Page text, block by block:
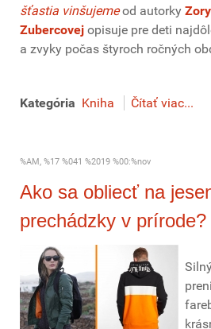
šťastia vinšujemeod autorky
Zubercovej opisuje pre deti
a zvyky počas štyroch ročných
Kategória Kniha Čítať viac...
%AM, %17 %041 %2019 %00:%nov
Ako sa obliecť na
prechádzky v prírode?